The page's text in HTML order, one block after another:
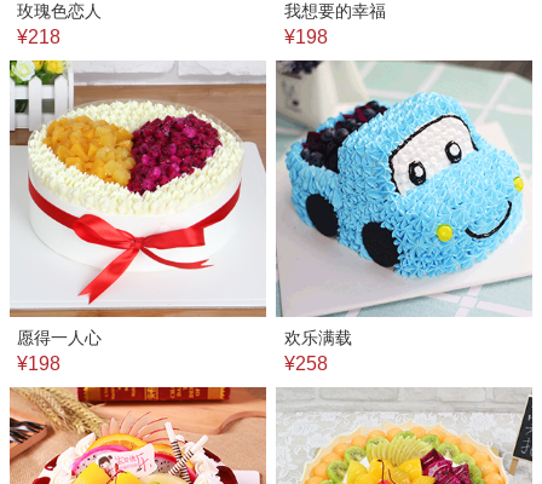
玫瑰色恋人
¥218
我想要的幸福
¥198
愿得一人心
¥198
欢乐满载
¥258